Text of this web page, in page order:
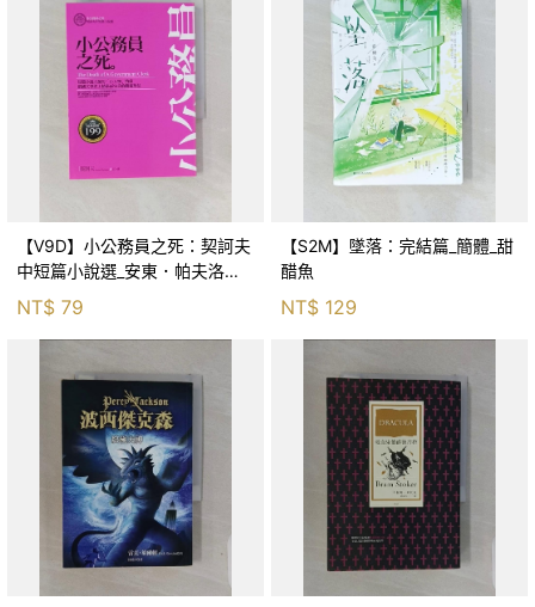
【V9D】小公務員之死：契訶夫
中短篇小說選_安東．帕夫洛維
奇．契訶夫
NT$ 79
【S2M】墜落：完結篇_簡體_甜
醋魚
NT$ 129